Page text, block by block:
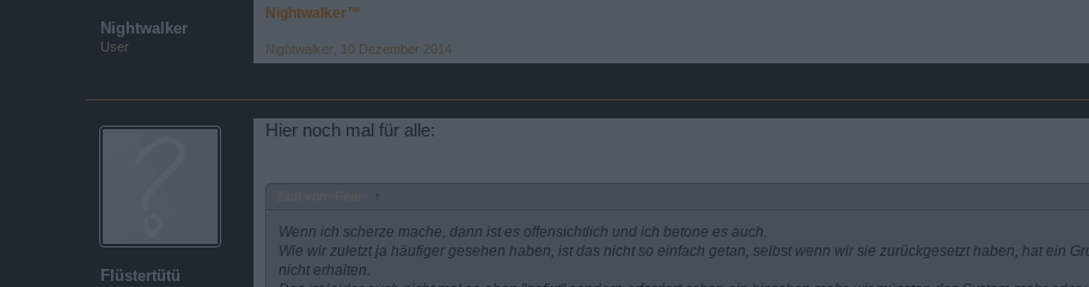
Nightwalker
User
Nightwalker™
Nightwalker 10 Dezember 2014
Flüstertütü
Hier noch mal für alle:
↑
Wenn ich scherze mache, dann ist es offensichtlich und ich betone es auch.
Wie wir zuletzt ja häufiger gesehen haben, ist das nicht so einfach getan, selbst wenn wir sie zurückgesetzt haben, hat ein
nicht erhalten.